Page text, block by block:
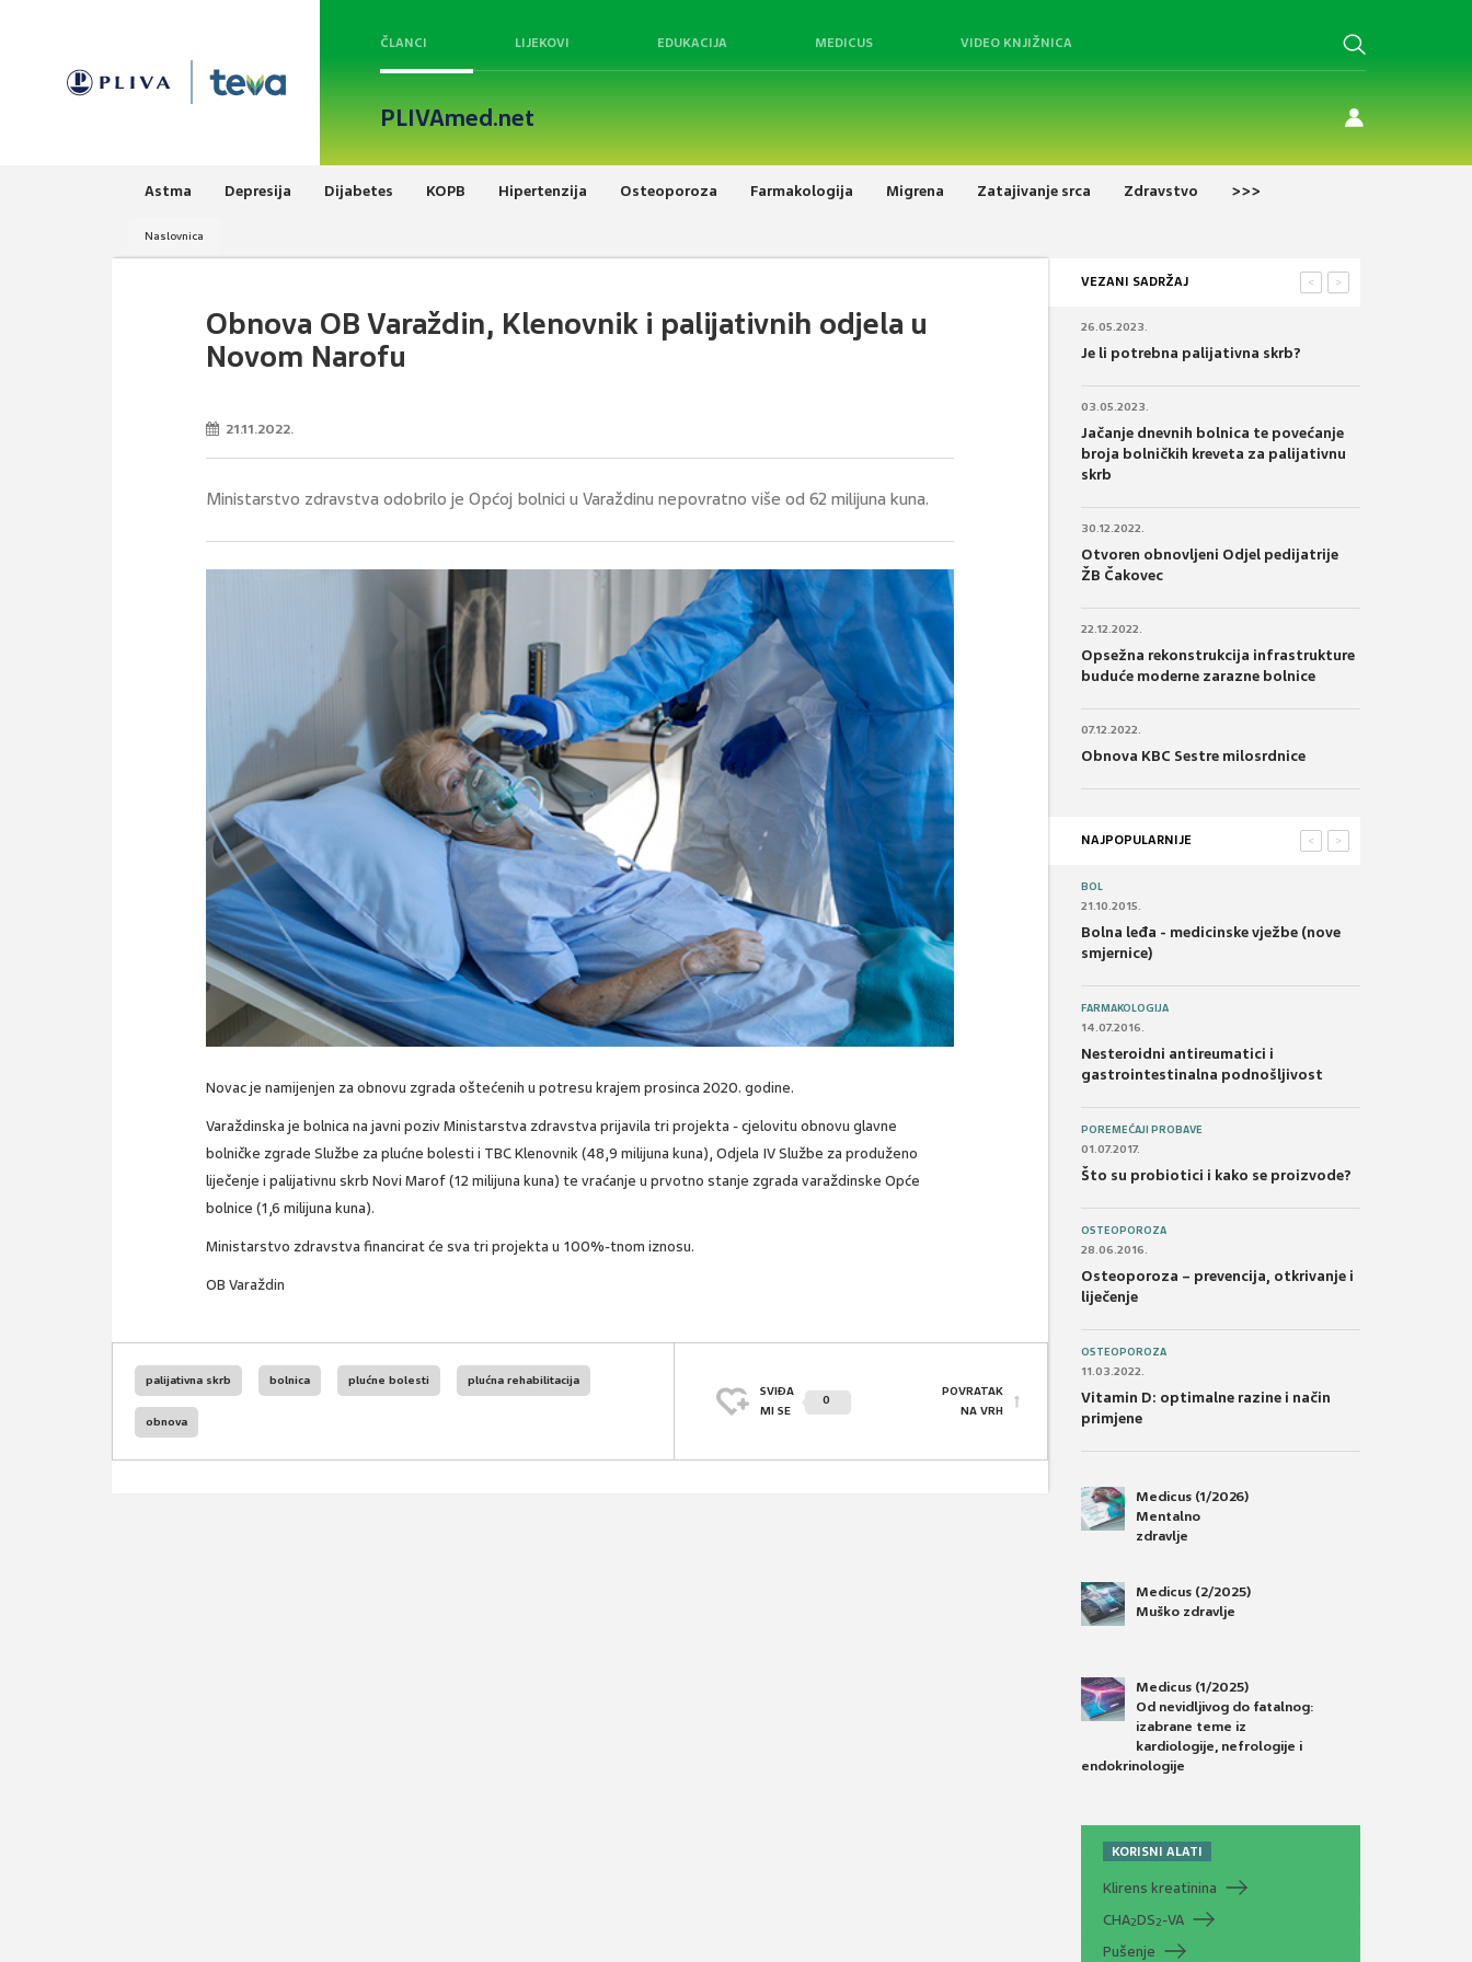
ČLANCI LIJEKOVI EDUKACIJA MEDICUS VIDEO KNJIŽNICA
PLIVAmed.net
Astma Depresija Dijabetes KOPB Hipertenzija Osteoporoza Farmakologija Migrena Zatajivanje srca Zdravstvo >>>
Naslovnica
Obnova OB Varaždin, Klenovnik i palijativnih odjela u
Novom Narofu
21.11.2022.
Ministarstvo zdravstva odobrilo je Općoj bolnici u Varaždinu nepovratno više od 62 milijuna kuna.
Novac je namijenjen za obnovu zgrada oštećenih u potresu krajem prosinca 2020. godine.
Varaždinska je bolnica na javni poziv Ministarstva zdravstva prijavila tri projekta - cjelovitu obnovu glavne
bolničke zgrade Službe za plućne bolesti i TBC Klenovnik (48,9 milijuna kuna), Odjela IV Službe za produženo
liječenje i palijativnu skrb Novi Marof (12 milijuna kuna) te vraćanje u prvotno stanje zgrada varaždinske Opće
bolnice (1,6 milijuna kuna).
Ministarstvo zdravstva financirat će sva tri projekta u 100%-tnom iznosu.
OB Varaždin
palijativna skrb bolnica plućne bolesti plućna rehabilitacija
obnova
SVIĐA
MI SE
0
POVRATAK
NA VRH
VEZANI SADRŽAJ >
<
26.05.2023.
Je li potrebna palijativna skrb?
03.05.2023.
Jačanje dnevnih bolnica te povećanje
broja bolničkih kreveta za palijativnu
skrb
30.12.2022.
Otvoren obnovljeni Odjel pedijatrije
ŽB Čakovec
22.12.2022.
Opsežna rekonstrukcija infrastrukture
buduće moderne zarazne bolnice
07.12.2022.
Obnova KBC Sestre milosrdnice
NAJPOPULARNIJE >
<
BOL
21.10.2015.
Bolna leđa - medicinske vježbe (nove
smjernice)
FARMAKOLOGIJA
14.07.2016.
Nesteroidni antireumatici i
gastrointestinalna podnošljivost
POREMEĆAJI PROBAVE
01.07.2017.
Što su probiotici i kako se proizvode?
OSTEOPOROZA
28.06.2016.
Osteoporoza – prevencija, otkrivanje i
liječenje
OSTEOPOROZA
11.03.2022.
Vitamin D: optimalne razine i način
primjene
Medicus (1/2026)
Mentalno
zdravlje
Medicus (2/2025)
Muško zdravlje
Medicus (1/2025)
Od nevidljivog do fatalnog:
izabrane teme iz
kardiologije, nefrologije i
endokrinologije
KORISNI ALATI
Klirens kreatinina
CHA2DS2-VA
Pušenje